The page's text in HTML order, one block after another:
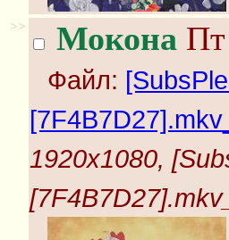
>> Мокона Пт
Файл:
1920x1080,